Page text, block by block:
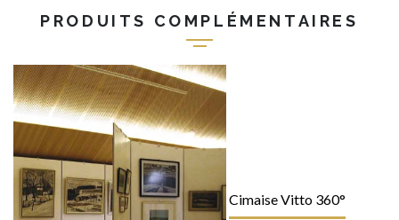
PRODUITS COMPLÉMENTAIRES
Cimaise Vitto 360°